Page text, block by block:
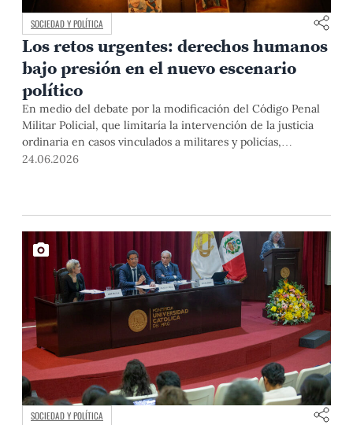
SOCIEDAD Y POLÍTICA
Los retos urgentes: derechos humanos
bajo presión en el nuevo escenario
político
En medio del debate por la modificación del Código Penal
Militar Policial, que limitaría la intervención de la justicia
ordinaria en casos vinculados a militares y policías,
Elizabeth Salmón y Félix Reátegui analizan los riesgos para
24.06.2026
SOCIEDAD Y POLÍTICA